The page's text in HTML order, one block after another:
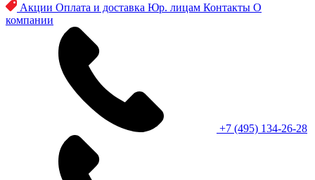
Акции Оплата и доставка Юр. лицам Контакты О
компании
+7 (495) 134-26-28